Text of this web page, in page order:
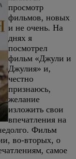
просмотр
фильмов, новых
и не очень. На
днях я
посмотрел
фильм «Джули и
Джулия» и,
честно
признаюсь,
желание
изложить свои
впечатления на
Фильм
во-вторых, о
самое